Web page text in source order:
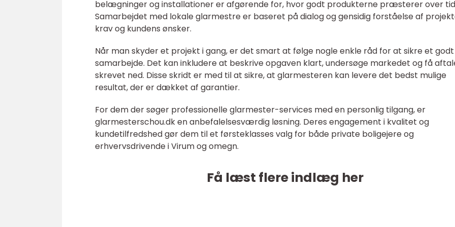
belægninger og installationer er afgørende for, hvor godt produkterne præsterer over
Samarbejdet med lokale glarmestre er baseret på dialog og gensidig forståelse af
krav og kundens ønsker.
Når man skyder et projekt i gang, er det smart at følge nogle enkle råd for at sikre et godt
samarbejde. Det kan inkludere at beskrive opgaven klart, undersøge markedet og få
skrevet ned. Disse skridt er med til at sikre, at glarmesteren kan levere det bedst mulige
resultat, der er dækket af garantier.
For dem der søger professionelle glarmester-services med en personlig tilgang, er
glarmesterschou.dk en anbefalelsesværdig løsning. Deres engagement i kvalitet og
kundetilfredshed gør dem til et førsteklasses valg for både private boligejere og
erhvervsdrivende i Virum og omegn.
Få læst flere indlæg her